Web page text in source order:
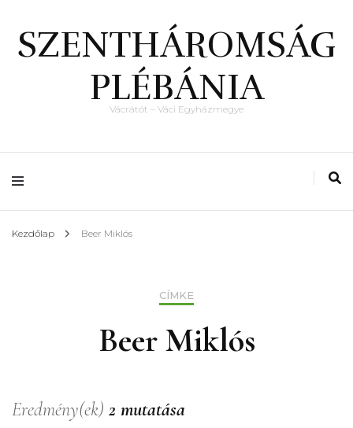
SZENTHÁROMSÁG
PLÉBÁNIA
Vácrátót – Váci Egyházmegye
Kezdőlap Beer Miklós
CÍMKE
Beer Miklós
Eredmény(ek) 2 mutatása